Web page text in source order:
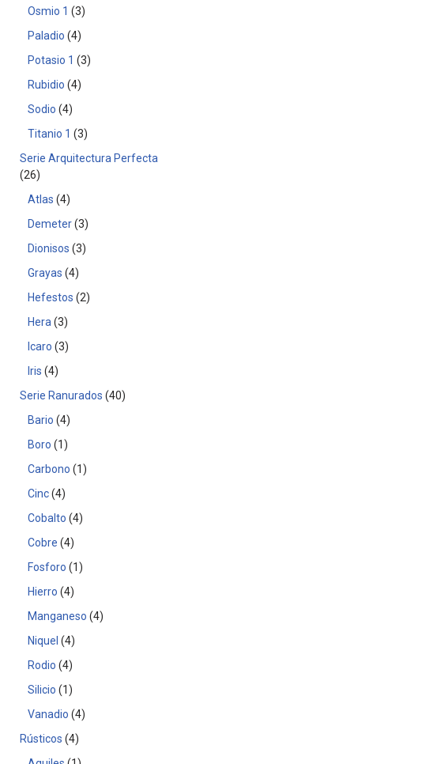
Osmio 1
3
Paladio 4
Potasio 1
3
Rubidio 4
Sodio 4
Titanio 1
3
Serie Arquitectura Perfecta
26
Atlas 4
Demeter 3
Dionisos 3
Grayas 4
Hefestos 2
Hera 3
Icaro 3
Iris 4
Serie Ranurados 40
Bario 4
Boro
1
Carbono
1
Cinc 4
Cobalto 4
Cobre 4
Fosforo
1
Hierro 4
Manganeso 4
Niquel
4
Rodio 4
Silicio
1
Vanadio 4
Rústicos 4